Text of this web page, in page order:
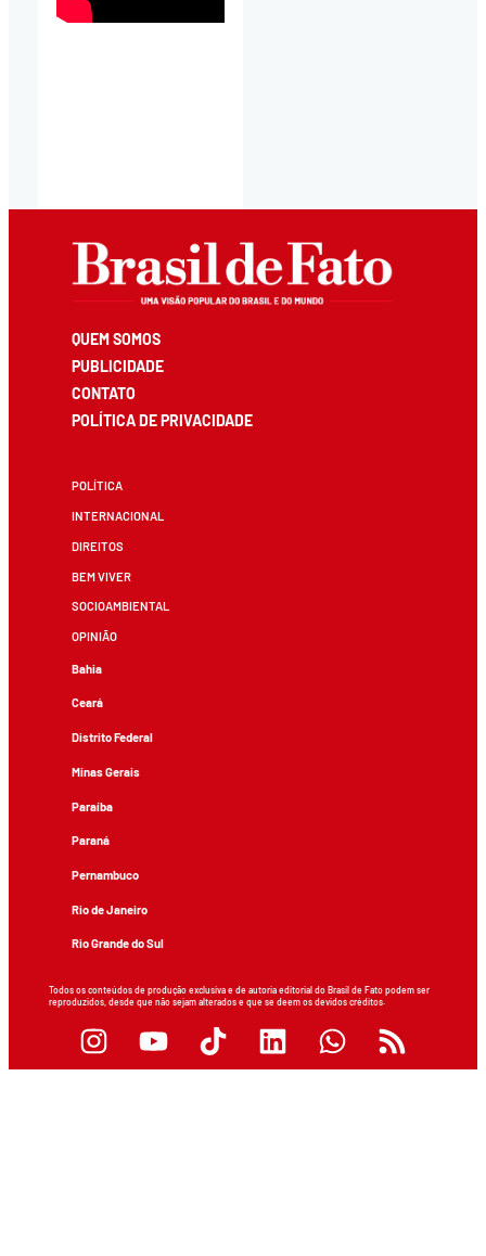
QUEM SOMOS
PUBLICIDADE
CONTATO
POLÍTICA DE PRIVACIDADE
POLÍTICA
INTERNACIONAL
DIREITOS
BEM VIVER
SOCIOAMBIENTAL
OPINIÃO
Bahia
Ceará
Distrito Federal
Minas Gerais
Paraíba
Paraná
Pernambuco
Rio de Janeiro
Rio Grande do Sul
Todos os conteúdos de produção exclusiva e de autoria editorial do Brasil de Fato podem ser
reproduzidos, desde que não sejam alterados e que se deem os devidos créditos.